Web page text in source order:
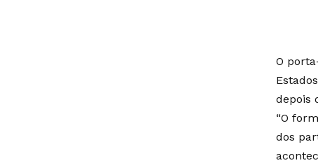
O
depois
“O
dos